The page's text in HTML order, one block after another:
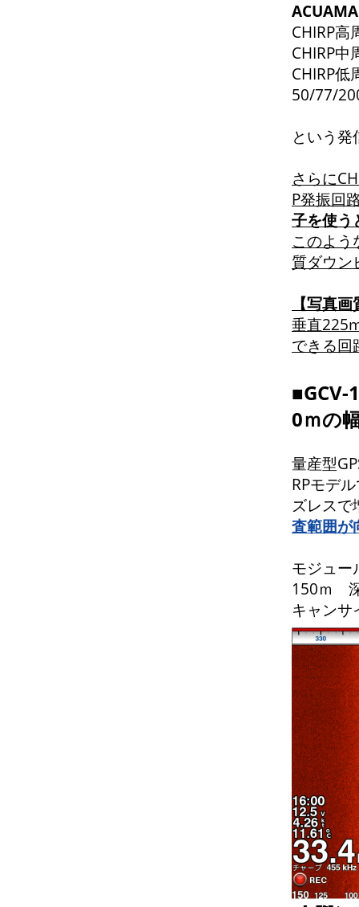
CHIRP
CHIRP
CHIRP
50/77/
という発
さらに
P発振回
子を使う
このよう
質ダウン
【写真
垂直
できる回
■GCV-
0ｍの
量産型
RPモデ
ズレスで
査範囲が
モジュ
150ｍ
キャンサ